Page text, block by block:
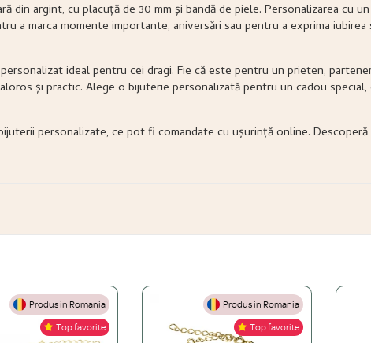
argint, cu placuță de 30 mm și bandă de piele. Personalizarea cu
a marca momente importante, aniversări sau pentru a exprima
ideal pentru cei dragi. Fie că este pentru un prieten,
și practic. Alege o bijuterie personalizată pentru un cadou
personalizate, ce pot fi comandate cu ușurință online.
Produs in Romania
Top favorite
Produs in Romania
Top favorite